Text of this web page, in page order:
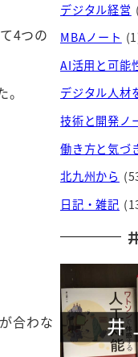
4つの
合わな
イ
ブ
デジタル経営
MBAノート
AI活用と可能
デジタル人材
技術と開発ノ
働き方と気づ
北九州から
日記・雑記